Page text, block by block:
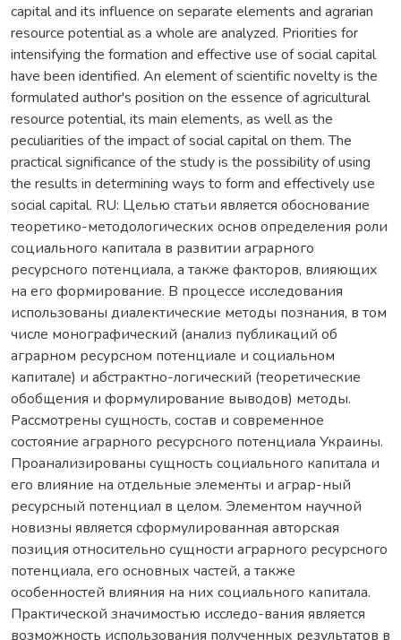
capital and its influence on separate elements and agrarian
resource potential as a whole are analyzed. Priorities for
intensifying the formation and effective use of social capital
have been identified. An element of scientific novelty is the
formulated author's position on the essence of agricultural
resource potential, its main elements, as well as the
peculiarities of the impact of social capital on them. The
practical significance of the study is the possibility of using
the results in determining ways to form and effectively use
social capital. RU: Целью статьи является обоснование
теоретико-методологических основ определения роли
социального капитала в развитии аграрного
ресурсного потенциала, а также факторов, влияющих
на его формирование. В процессе исследования
использованы диалектические методы познания, в том
числе монографический (анализ публикаций об
аграрном ресурсном потенциале и социальном
капитале) и абстрактно-логический (теоретические
обобщения и формулирование выводов) методы.
Рассмотрены сущность, состав и современное
состояние аграрного ресурсного потенциала Украины.
Проанализированы сущность социального капитала и
его влияние на отдельные элементы и аграр-ный
ресурсный потенциал в целом. Элементом научной
новизны является сформулированная авторская
позиция относительно сущности аграрного ресурсного
потенциала, его основных частей, а также
особенностей влияния на них социального капитала.
Практической значимостью исследо-вания является
возможность использования полученных результатов в